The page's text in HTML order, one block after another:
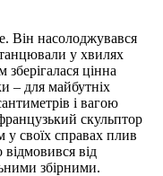
Він насолоджувався
у хвилях
цінна
– для майбутніх
і вагою
скульптор
своїх справах плив
від
збірними.